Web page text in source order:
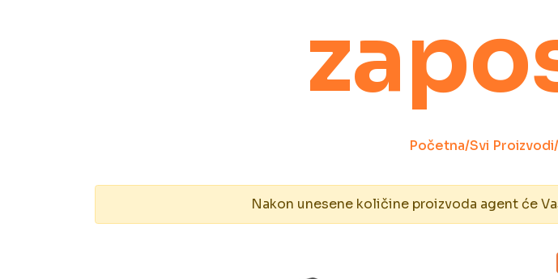
Početna/Svi Proizvodi/
Nakon unesene količine proizvoda agent će